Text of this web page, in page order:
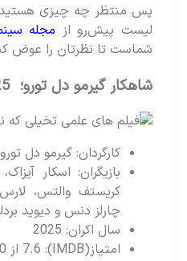
پس منتظر چه چیزی هستید؟
لیست پیش‌رو ازمجله سینمایی
شماست تا نظرتان را عوض کند.
شاهکار گیرمو دل تورو؛ Frankenstein 2025
کارگردان: گیرمو دل تورو
بازیگران: اسکار آیزاک،
کریستف والتس، لارس
چارلز دنس و دیوید بردلی
سال اکران: 2025
امتیاز(IMDB): 7.6 از 10